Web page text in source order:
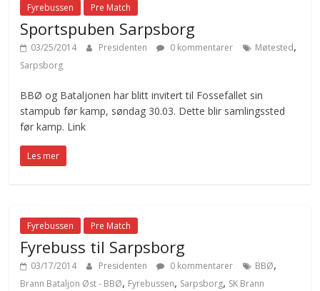
Fyrebussen Pre Match
Sportspuben Sarpsborg
03/25/2014 Presidenten 0 kommentarer Møtested,
Sarpsborg
BBØ og Bataljonen har blitt invitert til Fossefallet sin
stampub før kamp, søndag 30.03. Dette blir samlingssted
før kamp. Link
Les mer
Fyrebussen Pre Match
Fyrebuss til Sarpsborg
03/17/2014 Presidenten 0 kommentarer BBØ,
Brann Bataljon Øst - BBØ, Fyrebussen, Sarpsborg, SK Brann